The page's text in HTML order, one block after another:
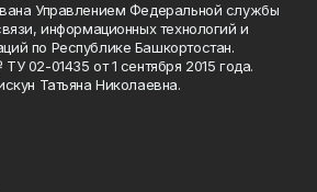
Управлением Федеральной службы
информационных технологий и
по Республике Башкортостан.
02-01435 от 1 сентября 2015 года.
Татьяна Николаевна.